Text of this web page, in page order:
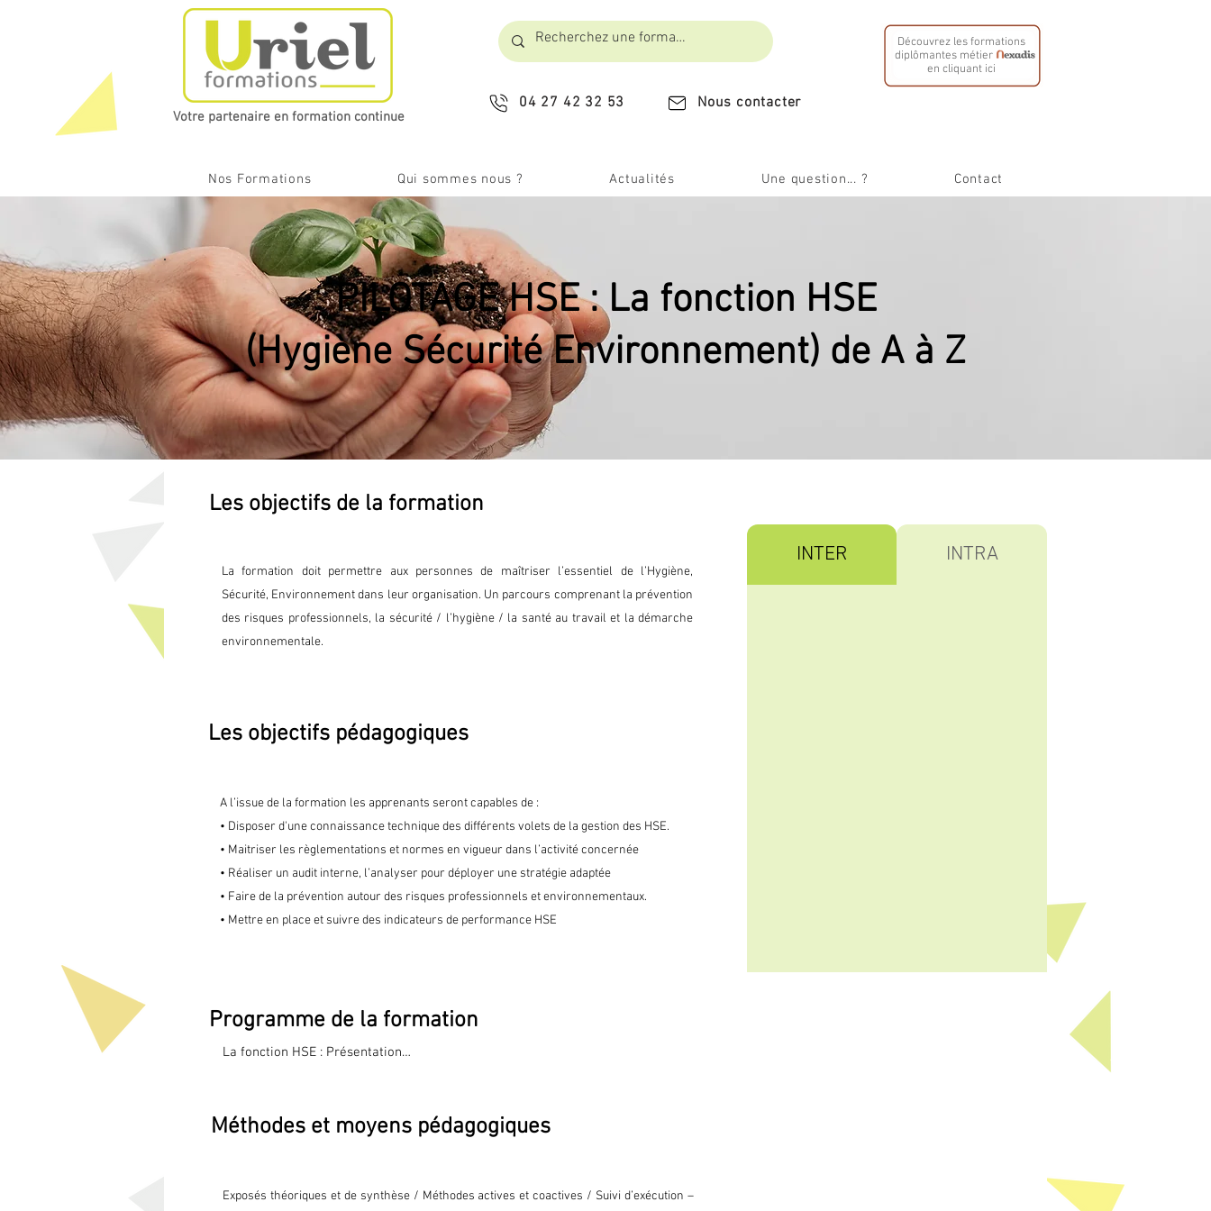
Votre partenaire en formation continue​​
04 27 42 32 53 Nous contacter
Découvrez les formations
diplômantes métier
en cliquant ici
Nos Formations Qui sommes nous ? Actualités Une question... ? Contact
PILOTAGE HSE : La fonction HSE
(Hygiène Sécurité Environnement) de A à Z
Les objectifs de la formation
La formation doit permettre aux personnes de maîtriser l’essentiel de l’Hygiène,
Sécurité, Environnement dans leur organisation. Un parcours comprenant la prévention
des risques professionnels, la sécurité / l’hygiène / la santé au travail et la démarche
environnementale.
Les objectifs pédagogiques
A l’issue de la formation les apprenants seront capables de :
• Disposer d'une connaissance technique des différents volets de la gestion des HSE.
• Maitriser les règlementations et normes en vigueur dans l’activité concernée
• Réaliser un audit interne, l’analyser pour déployer une stratégie adaptée
• Faire de la prévention autour des risques professionnels et environnementaux.
• Mettre en place et suivre des indicateurs de performance HSE
Programme de la formation
La fonction HSE : Présentation
Les différents enjeux de la RSE dans l’entreprise.
Méthodes et moyens pédagogiques
Exposés théoriques et de synthèse / Méthodes actives et coactives / Suivi d’exécution –
INTER INTRA